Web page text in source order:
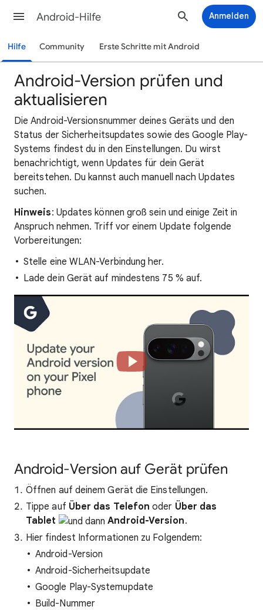
Android-Hilfe Anmelden
Hilfe Community Erste Schritte mit Android
Android-Version prüfen und
aktualisieren
Die Android-Versionsnummer deines Geräts und den
Status der Sicherheitsupdates sowie des Google Play-
Systems findest du in den Einstellungen. Du wirst
benachrichtigt, wenn Updates für dein Gerät
bereitstehen. Du kannst auch manuell nach Updates
suchen.
Hinweis: Updates können groß sein und einige Zeit in
Anspruch nehmen. Triff vor einem Update folgende
Vorbereitungen:
Stelle eine WLAN-Verbindung her.
Lade dein Gerät auf mindestens 75 % auf.
Android-Version auf Gerät prüfen
Öffnen auf deinem Gerät die Einstellungen.
Tippe auf Über das Telefon oder Über das
Tablet
Android-Version.
Hier findest Informationen zu Folgendem:
Android-Version
Android-Sicherheitsupdate
Google Play-Systemupdate
Build-Nummer